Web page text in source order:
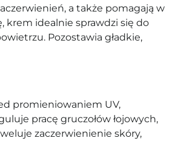
a także pomagają w
krem idealnie sprawdzi się do
Pozostawia gładkie,
promieniowaniem UV,
pracę gruczołów łojowych,
zaczerwienienie skóry,